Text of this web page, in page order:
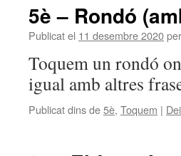
5è – Rondó
Publicat el 11 desembre 2020per
Toquem un rondó
igual amb altres
Publicat dins de5è, Toquem |